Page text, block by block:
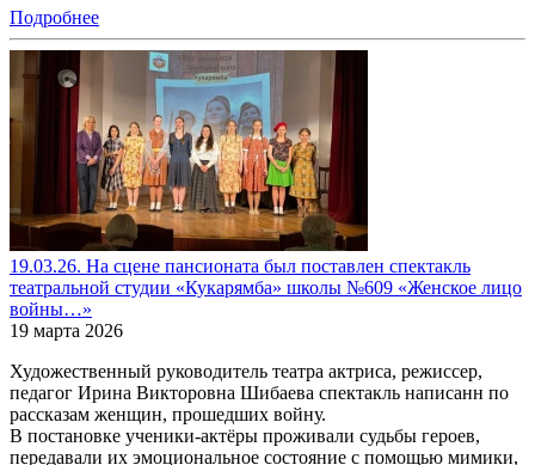
Подробнее
19.03.26. На сцене пансионата был поставлен спектакль
театральной студии «Кукарямба» школы №609 «Женское лицо
войны…»
19 марта 2026
Художественный руководитель театра актриса, режиссер,
педагог Ирина Викторовна Шибаева спектакль написанн по
рассказам женщин, прошедших войну.
В постановке ученики-актёры проживали судьбы героев,
передавали их эмоциональное состояние с помощью мимики,